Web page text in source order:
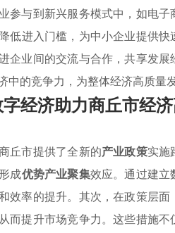
参与到新兴服务模式中，如电
低进入门槛，为中小企业提供
企业间的交流与合作，共享发
中的竞争力，为整体经济高质量
经济助力商丘市经
丘市提供了全新的产业政策实施
成优势产业聚集效应。通过建立
效率的提升。其次，在政策层
而提升市场竞争力。这些措施